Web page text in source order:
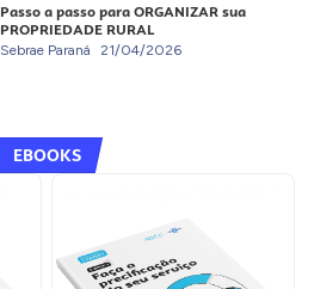
Passo a passo para ORGANIZAR sua
PROPRIEDADE RURAL
Sebrae Paraná 21/04/2026
EBOOKS